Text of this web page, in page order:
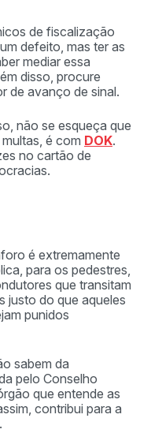
de fiscalização
defeito, mas ter as
mediar essa
disso, procure
de avanço de sinal.
não se esqueça que
é com DOK.
no cartão de
é extremamente
para os pedestres,
que transitam
justo do que aqueles
punidos
sabem da
pelo Conselho
que entende as
contribui para a